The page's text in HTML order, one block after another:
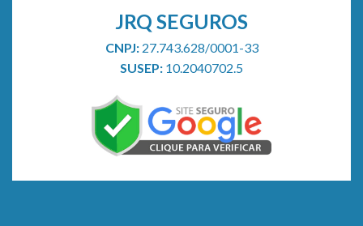
JRQ SEGUROS
CNPJ:27.743.628/0001-33
SUSEP: 10.2040702.5